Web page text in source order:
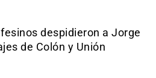
despidieron a Jorge
de Colón y Unión